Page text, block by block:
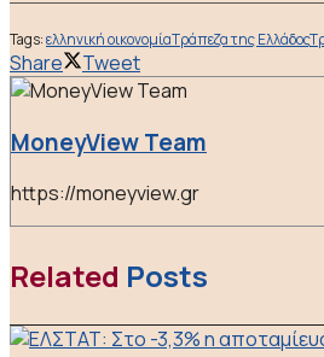
Tags:ελληνική οικονομίαΤράπεζα της Ελλάδος
Share Tweet
MoneyView Team
https://moneyview.gr
Related Posts